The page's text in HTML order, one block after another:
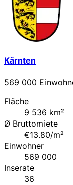
Kärnten
569 000
Fläche
9 536 km²
Ø Bruttomiete
€13.80/m²
Einwohner
569 000
Inserate
36